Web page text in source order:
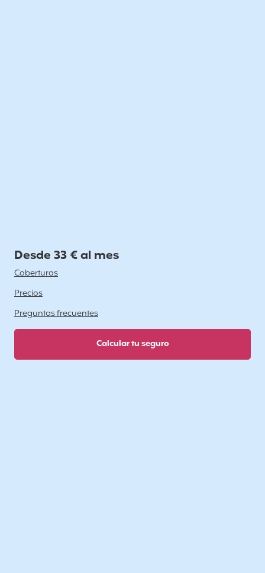
Desde 33 € al mes
Coberturas
Precios
Preguntas frecuentes
Calcular tu seguro